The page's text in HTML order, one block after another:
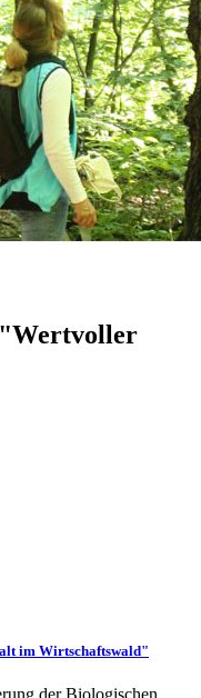
im Wirtschaftswald"
der Biologischen